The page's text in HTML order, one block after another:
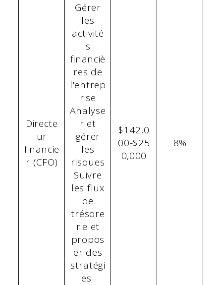
Directe
ur
financie
r (CFO)
Gérer
les
activité
s
financiè
res de
l'entrep
rise
Analyse
r et
gérer
les
risques
Suivre
les flux
de
trésore
rie et
propos
er des
stratégi
es
$142,0
00-$25
0,000
8%